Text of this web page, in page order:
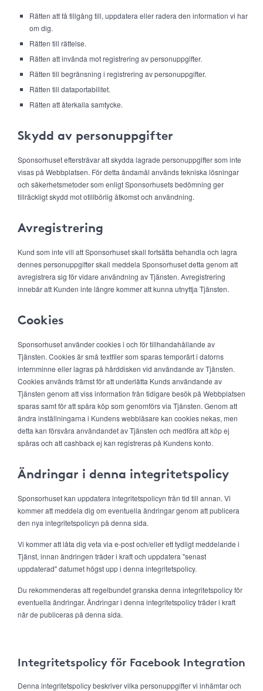
Rätten att få tillgång till, uppdatera eller radera den information vi har
om dig.
Rätten till rättelse.
Rätten att invända mot registrering av personuppgifter.
Rätten till begränsning i registrering av personuppgifter.
Rätten till dataportabilitet.
Rätten att återkalla samtycke.
Skydd av personuppgifter
Sponsorhuset eftersträvar att skydda lagrade personuppgifter som inte
visas på Webbplatsen. För detta ändamål används tekniska lösningar
och säkerhetsmetoder som enligt Sponsorhusets bedömning ger
tillräckligt skydd mot otillbörlig åtkomst och användning.
Avregistrering
Kund som inte vill att Sponsorhuset skall fortsätta behandla och lagra
dennes personuppgifter skall meddela Sponsorhuset detta genom att
avregistrera sig för vidare användning av Tjänsten. Avregistrering
innebär att Kunden inte längre kommer att kunna utnyttja Tjänsten.
Cookies
Sponsorhuset använder cookies i och för tillhandahållande av
Tjänsten. Cookies är små textfiler som sparas temporärt i datorns
internminne eller lagras på hårddisken vid användande av Tjänsten.
Cookies används främst för att underlätta Kunds användande av
Tjänsten genom att viss information från tidigare besök på Webbplatsen
sparas samt för att spåra köp som genomförs via Tjänsten. Genom att
ändra inställningarna i Kundens webbläsare kan cookies nekas, men
detta kan försvåra användandet av Tjänsten och medföra att köp ej
spåras och att cashback ej kan registreras på Kundens konto.
Ändringar i denna integritetspolicy
Sponsorhuset kan uppdatera integritetspolicyn från tid till annan. Vi
kommer att meddela dig om eventuella ändringar genom att publicera
den nya integritetspolicyn på denna sida.
Vi kommer att låta dig veta via e-post och/eller ett tydligt meddelande i
Tjänst, innan ändringen träder i kraft och uppdatera "senast
uppdaterad" datumet högst upp i denna integritetspolicy.
Du rekommenderas att regelbundet granska denna integritetspolicy för
eventuella ändringar. Ändringar i denna integritetspolicy träder i kraft
när de publiceras på denna sida.
Integritetspolicy för Facebook Integration
Denna integritetspolicy beskriver vilka personuppgifter vi inhämtar och